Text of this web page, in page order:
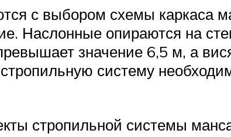
с выбором схемы каркаса
Наслонные опираются на
значение 6,5 м, а
систему
стропильной системы